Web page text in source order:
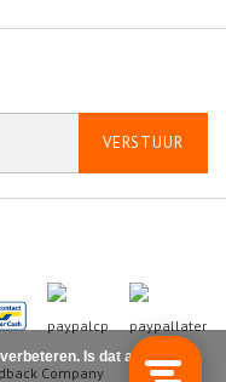
VERSTUUR
Company
Is dat akkoord?